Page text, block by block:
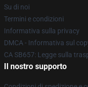
Su di noi
Termini e condizioni
Informativa sulla privacy
DMCA - Informativa sul
CA SB657: Legge sulla
Il nostro supporto